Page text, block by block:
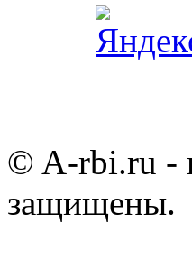
© A-rbi.ru -
защищены.